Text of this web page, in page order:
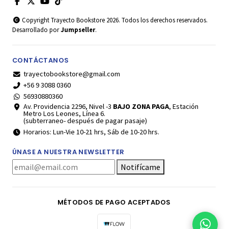
Copyright Trayecto Bookstore 2026. Todos los derechos reservados.
Desarrollado porJumpseller.
CONTÁCTANOS
trayectobookstore@gmail.com
+56 9 3088 0360
56930880360
Av. Providencia 2296, Nivel -3 BAJO ZONA PAGA, Estación
Metro Los Leones, Línea 6.
(subterraneo- después de pagar pasaje)
Horarios: Lun-Vie 10-21 hrs, Sáb de 10-20 hrs.
ÚNASE A NUESTRA NEWSLETTER
Notifícame
MÉTODOS DE PAGO ACEPTADOS